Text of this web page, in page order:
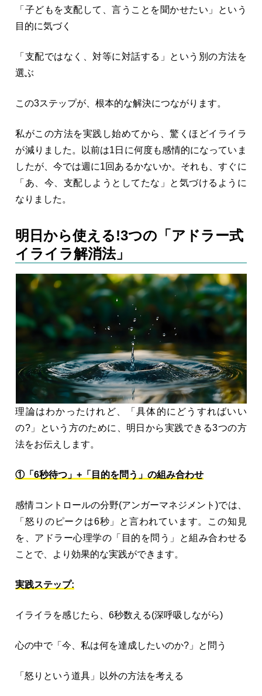
「子どもを支配して、言うことを聞かせたい」という
目的に気づく
「支配ではなく、対等に対話する」という別の方法を
選ぶ
この3ステップが、根本的な解決につながります。
私がこの方法を実践し始めてから、驚くほどイライラ
が減りました。以前は1日に何度も感情的になっていま
したが、今では週に1回あるかないか。それも、すぐに
「あ、今、支配しようとしてたな」と気づけるように
なりました。
明日から使える!3つの「アドラー式
イライラ解消法」
理論はわかったけれど、「具体的にどうすればいい
の?」という方のために、明日から実践できる3つの方
法をお伝えします。
①「6秒待つ」+「目的を問う」の組み合わせ
感情コントロールの分野(アンガーマネジメント)では、
「怒りのピークは6秒」と言われています。この知見
を、アドラー心理学の「目的を問う」と組み合わせる
ことで、より効果的な実践ができます。
実践ステップ:
イライラを感じたら、6秒数える(深呼吸しながら)
心の中で「今、私は何を達成したいのか?」と問う
「怒りという道具」以外の方法を考える